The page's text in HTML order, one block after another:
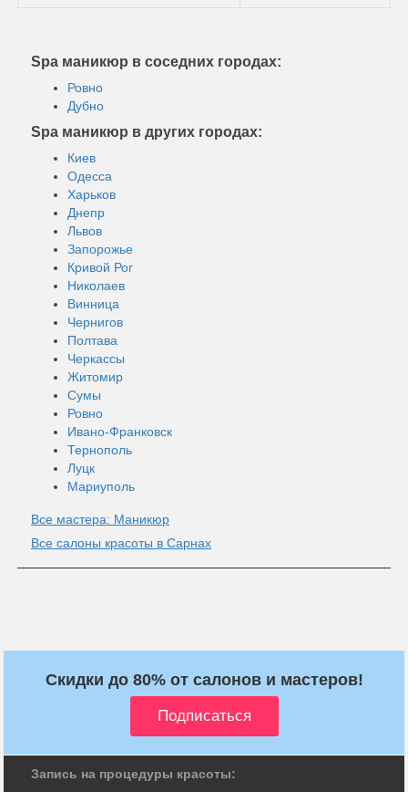
Spa маникюр в соседних городах:
Ровно
Дубно
Spa маникюр в других городах:
Киев
Одесса
Харьков
Днепр
Львов
Запорожье
Кривой Рог
Николаев
Винница
Чернигов
Полтава
Черкассы
Житомир
Сумы
Ровно
Ивано-Франковск
Тернополь
Луцк
Мариуполь
Все мастера: Маникюр
Все салоны красоты в Сарнах
Скидки до 80% от салонов и мастеров!
Запись на процедуры красоты: